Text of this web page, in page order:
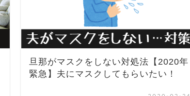
旦那がマスクをしない対処法【2020年
緊急】夫にマスクしてもらいたい！